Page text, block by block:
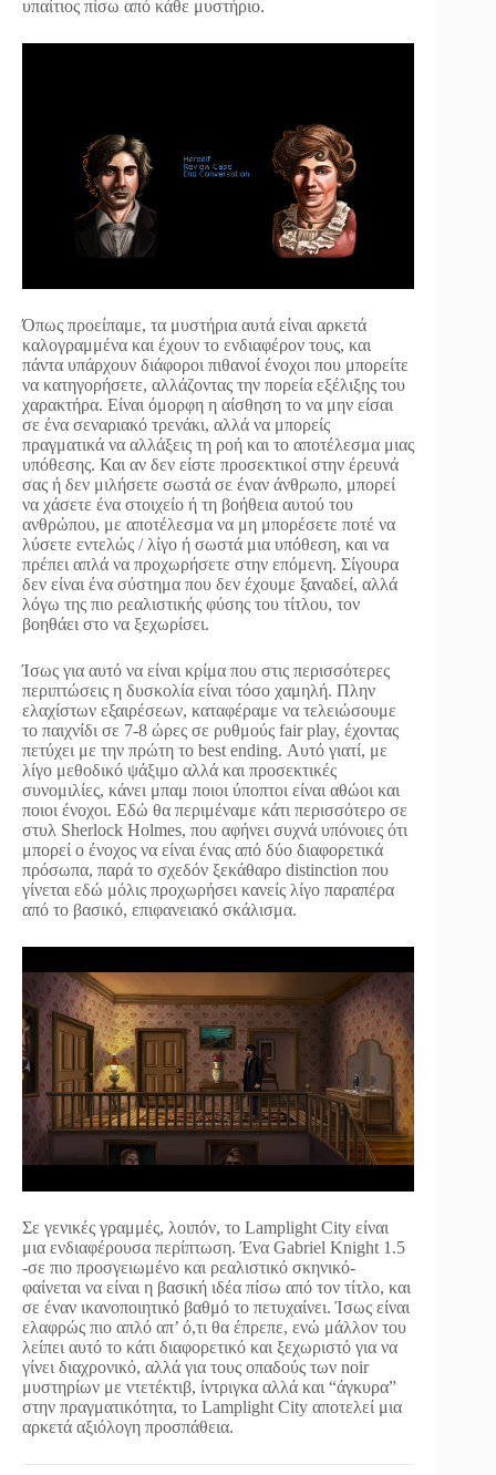
υπαίτιος πίσω από κάθε μυστήριο.
Όπως προείπαμε, τα μυστήρια αυτά είναι αρκετά
καλογραμμένα και έχουν το ενδιαφέρον τους, και
πάντα υπάρχουν διάφοροι πιθανοί ένοχοι που μπορείτε
να κατηγορήσετε, αλλάζοντας την πορεία εξέλιξης του
χαρακτήρα. Είναι όμορφη η αίσθηση το να μην είσαι
σε ένα σεναριακό τρενάκι, αλλά να μπορείς
πραγματικά να αλλάξεις τη ροή και το αποτέλεσμα μιας
υπόθεσης. Και αν δεν είστε προσεκτικοί στην έρευνά
σας ή δεν μιλήσετε σωστά σε έναν άνθρωπο, μπορεί
να χάσετε ένα στοιχείο ή τη βοήθεια αυτού του
ανθρώπου, με αποτέλεσμα να μη μπορέσετε ποτέ να
λύσετε εντελώς / λίγο ή σωστά μια υπόθεση, και να
πρέπει απλά να προχωρήσετε στην επόμενη. Σίγουρα
δεν είναι ένα σύστημα που δεν έχουμε ξαναδεί, αλλά
λόγω της πιο ρεαλιστικής φύσης του τίτλου, τον
βοηθάει στο να ξεχωρίσει.
Ίσως για αυτό να είναι κρίμα που στις περισσότερες
περιπτώσεις η δυσκολία είναι τόσο χαμηλή. Πλην
ελαχίστων εξαιρέσεων, καταφέραμε να τελειώσουμε
το παιχνίδι σε 7-8 ώρες σε ρυθμούς fair play, έχοντας
πετύχει με την πρώτη το best ending. Αυτό γιατί, με
λίγο μεθοδικό ψάξιμο αλλά και προσεκτικές
συνομιλίες, κάνει μπαμ ποιοι ύποπτοι είναι αθώοι και
ποιοι ένοχοι. Εδώ θα περιμέναμε κάτι περισσότερο σε
στυλ Sherlock Holmes, που αφήνει συχνά υπόνοιες ότι
μπορεί ο ένοχος να είναι ένας από δύο διαφορετικά
πρόσωπα, παρά το σχεδόν ξεκάθαρο distinction που
γίνεται εδώ μόλις προχωρήσει κανείς λίγο παραπέρα
από το βασικό, επιφανειακό σκάλισμα.
Σε γενικές γραμμές, λοιπόν, το Lamplight City είναι
μια ενδιαφέρουσα περίπτωση. Ένα Gabriel Knight 1.5
-σε πιο προσγειωμένο και ρεαλιστικό σκηνικό-
φαίνεται να είναι η βασική ιδέα πίσω από τον τίτλο, και
σε έναν ικανοποιητικό βαθμό το πετυχαίνει. Ίσως είναι
ελαφρώς πιο απλό απ’ ό,τι θα έπρεπε, ενώ μάλλον του
λείπει αυτό το κάτι διαφορετικό και ξεχωριστό για να
γίνει διαχρονικό, αλλά για τους οπαδούς των noir
μυστηρίων με ντετέκτιβ, ίντριγκα αλλά και “άγκυρα”
στην πραγματικότητα, το Lamplight City αποτελεί μια
αρκετά αξιόλογη προσπάθεια.